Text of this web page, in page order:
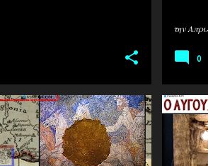
την
0
EΡΕΥΝΑ